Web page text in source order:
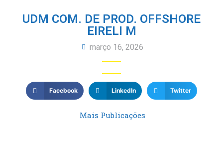
UDM COM. DE PROD. OFFSHORE
EIRELI M
março 16, 2026
Facebook LinkedIn Twitter
Mais Publicações